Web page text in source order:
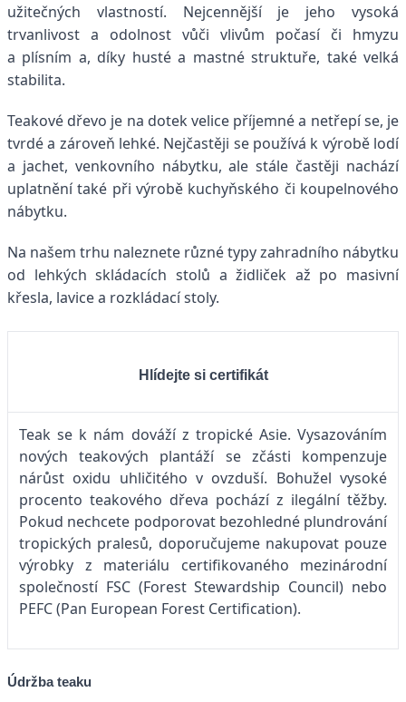
užitečných vlastností. Nejcennější je jeho vysoká
trvanlivost a odolnost vůči vlivům počasí či hmyzu
a plísním a, díky husté a mastné struktuře, také velká
stabilita.
Teakové dřevo je na dotek velice příjemné a netřepí se, je
tvrdé a zároveň lehké. Nejčastěji se používá k výrobě lodí
a jachet, venkovního nábytku, ale stále častěji nachází
uplatnění také při výrobě kuchyňského či koupelnového
nábytku.
Na našem trhu naleznete různé typy zahradního nábytku
od lehkých skládacích stolů a židliček až po masivní
křesla, lavice a rozkládací stoly.
Hlídejte si certifikát
Teak se k nám dováží z tropické Asie. Vysazováním
nových teakových plantáží se zčásti kompenzuje
nárůst oxidu uhličitého v ovzduší. Bohužel vysoké
procento teakového dřeva pochází z ilegální těžby.
Pokud nechcete podporovat bezohledné plundrování
tropických pralesů, doporučujeme nakupovat pouze
výrobky z materiálu certifikovaného mezinárodní
společností FSC (Forest Stewardship Council) nebo
PEFC (Pan European Forest Certification).
Údržba teaku